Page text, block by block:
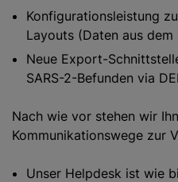
Konfigurationsleistung
Layouts (Daten aus dem
Neue Export-
SARS-2-Befunden via
Nach wie vor stehen wir
Kommunikationswege zur
Unser Helpdesk ist wie